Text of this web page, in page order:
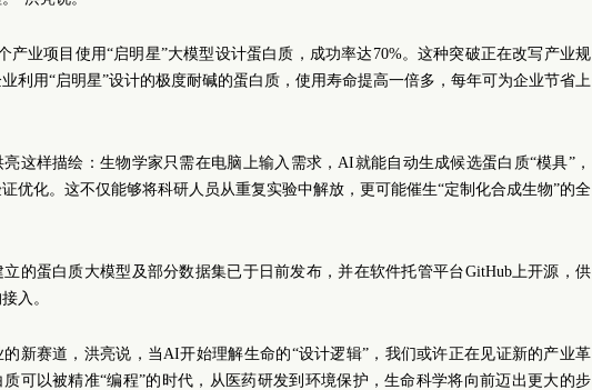
产业项目使用“启明星”大模型设计蛋白质，成功率达70%。这种突破正在改写产业规
利用“启明星”设计的极度耐碱的蛋白质，使用寿命提高一倍多，每年可为企业节省上
这样描绘：生物学家只需在电脑上输入需求，AI就能自动生成候选蛋白质“模具”，
优化。这不仅能够将科研人员从重复实验中解放，更可能催生“定制化合成生物”的全
的蛋白质大模型及部分数据集已于日前发布，并在软件托管平台GitHub上开源，供
入。
新赛道，洪亮说，当AI开始理解生命的“设计逻辑”，我们或许正在见证新的产业革
可以被精准“编程”的时代，从医药研发到环境保护，生命科学将向前迈出更大的步